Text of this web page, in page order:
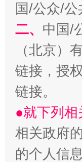
国/公众/
二、 中国/
（北京）
链接，授
链接。
●就下列
相关政府
的个人信